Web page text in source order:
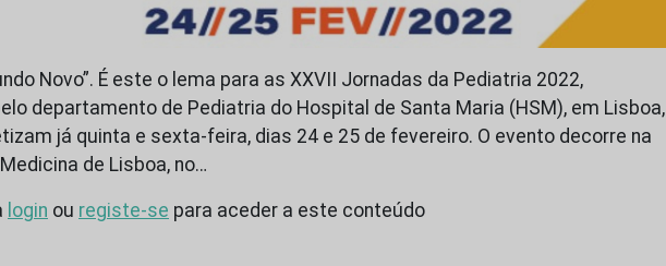
Novo”. É este o lema para as XXVII Jornadas da Pediatria 2022,
departamento de Pediatria do Hospital de Santa Maria (HSM), em Lisboa,
já quinta e sexta-feira, dias 24 e 25 de fevereiro. O evento decorre na
de Lisboa, no…
login ou registe-se para aceder a este conteúdo